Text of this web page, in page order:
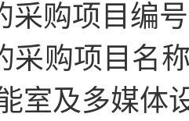
采购项目编
采购项目名
室及多媒体